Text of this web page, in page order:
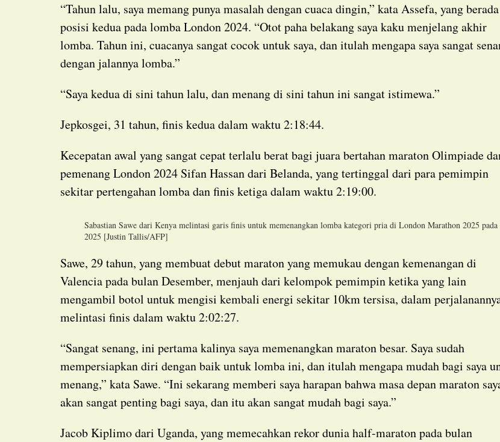
“Tahun lalu, saya memang punya masalah dengan cuaca dingin,” kata Assefa, yang berada di
posisi kedua pada lomba London 2024. “Otot paha belakang saya kaku menjelang akhir
lomba. Tahun ini, cuacanya sangat cocok untuk saya, dan itulah mengapa saya sangat
dengan jalannya lomba.”
“Saya kedua di sini tahun lalu, dan menang di sini tahun ini sangat istimewa.”
Jepkosgei, 31 tahun, finis kedua dalam waktu 2:18:44.
Kecepatan awal yang sangat cepat terlalu berat bagi juara bertahan maraton Olimpiade dan
pemenang London 2024 Sifan Hassan dari Belanda, yang tertinggal dari para pemimpin
sekitar pertengahan lomba dan finis ketiga dalam waktu 2:19:00.
Sabastian Sawe dari Kenya melintasi garis finis untuk memenangkan lomba kategori pria di London Marathon 2025 pada
2025 [Justin Tallis/AFP]
Sawe, 29 tahun, yang membuat debut maraton yang memukau dengan kemenangan di
Valencia pada bulan Desember, menjauh dari kelompok pemimpin ketika yang lain
mengambil botol untuk mengisi kembali energi sekitar 10km tersisa, dalam
melintasi finis dalam waktu 2:02:27.
“Sangat senang, ini pertama kalinya saya memenangkan maraton besar. Saya sudah
mempersiapkan diri dengan baik untuk lomba ini, dan itulah mengapa mudah bagi saya
menang,” kata Sawe. “Ini sekarang memberi saya harapan bahwa masa depan maraton
akan sangat penting bagi saya, dan itu akan sangat mudah bagi saya.”
Jacob Kiplimo dari Uganda, yang memecahkan rekor dunia half-maraton pada bulan